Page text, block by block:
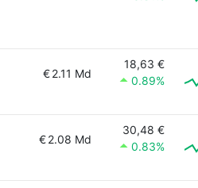
€2.11 Md
18,63 €
0.89%
€2.08 Md
30,48 €
0.83%